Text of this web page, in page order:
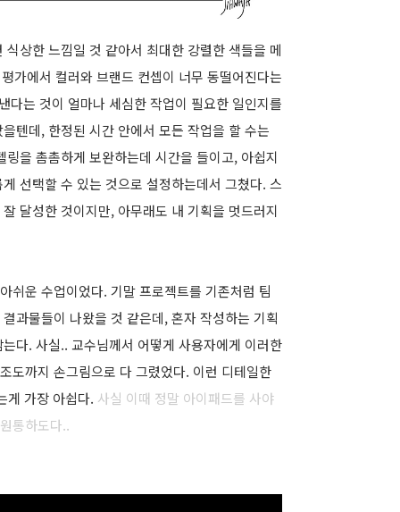
상한 느낌일 것 같아서 최대한 강렬한 색들을 메
가에서 컬러와 브랜드 컨셉이 너무 동떨어진다는
다는 것이 얼마나 세심한 작업이 필요한 일인지를
텐데, 한정된 시간 안에서 모든 작업을 할 수는
을 촘촘하게 보완하는데 시간을 들이고, 아쉽지
선택할 수 있는 것으로 설정하는데서 그쳤다. 스
달성한 것이지만, 아무래도 내 기획을 멋드러지
쉬운 수업이었다. 기말 프로젝트를 기존처럼 팀
과물들이 나왔을 것 같은데, 혼자 작성하는 기획
다. 사실.. 교수님께서 어떻게 사용자에게 이러한
도까지 손그림으로 다 그렸었다. 이런 디테일한
게 가장 아쉽다. 사실 이때 정말 아이패드를 사야
통하도다..